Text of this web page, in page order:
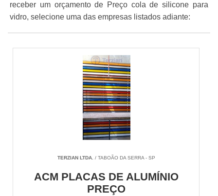
receber um orçamento de Preço cola de silicone para
vidro, selecione uma das empresas listados adiante:
TERZIAN LTDA. / TABOÃO DA SERRA - SP
ACM PLACAS DE ALUMÍNIO
PREÇO